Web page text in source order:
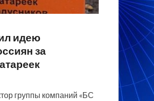
идею
за
группы компаний «БС